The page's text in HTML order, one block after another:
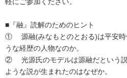
■『融』読解のためのヒント
①	源融(みなもとのとおる)は平安時代の実在の貴族だが、どのよ
うな経歴の人物なのか。
②	光源氏のモデルは源融だという説が鎌倉時代からあるが、その
ような説が生まれたのはなぜか。